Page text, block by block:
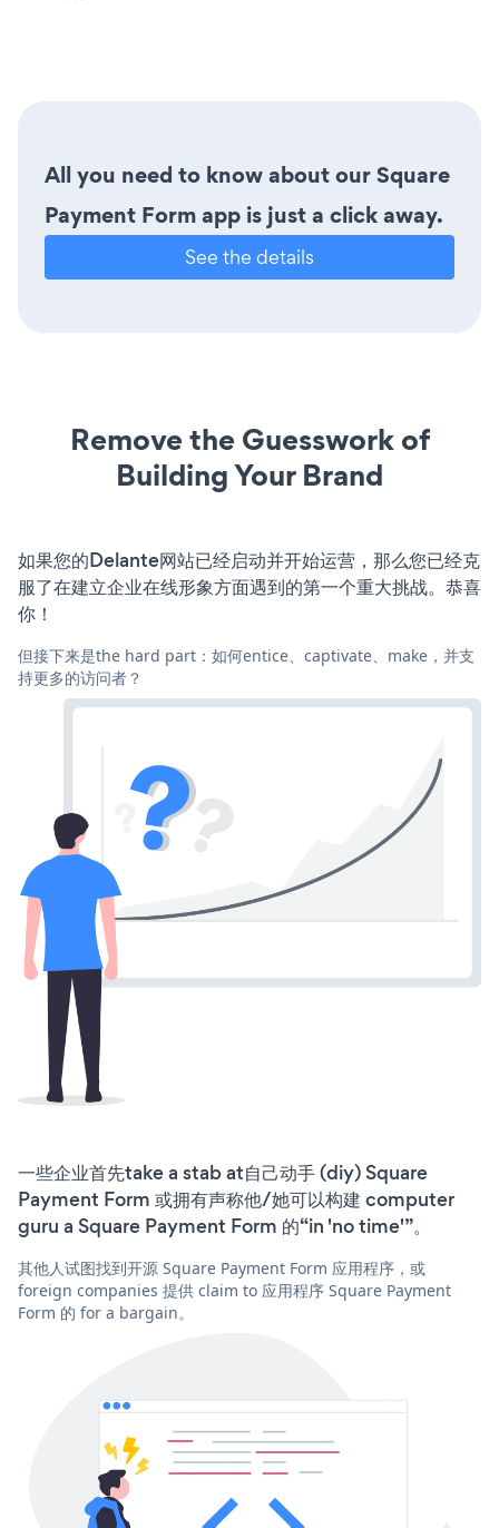
All you need to know about our Square
Payment Form app is just a click away.
See the details
Remove the Guesswork of
Building Your Brand
如果您的Delante网站已经启动并开始运营，那么您已经克
服了在建立企业在线形象方面遇到的第一个重大挑战。恭喜
你！
但接下来是the hard part：如何entice、captivate、make，并支
持更多的访问者？
一些企业首先take a stab at自己动手 (diy) Square
Payment Form 或拥有声称他/她可以构建 computer
guru a Square Payment Form 的“in 'no time'”。
其他人试图找到开源 Square Payment Form 应用程序，或
foreign companies 提供 claim to 应用程序 Square Payment
Form 的 for a bargain。